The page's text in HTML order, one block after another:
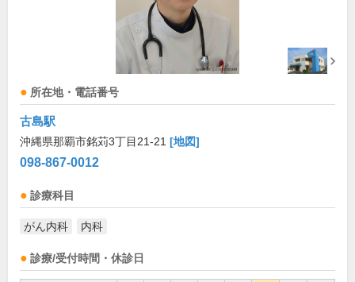
所在地・電話番号
古島駅
沖縄県那覇市銘苅3丁目21-21 [地図]
098-867-0012
診療科目
がん内科 内科
診療/受付時間・休診日